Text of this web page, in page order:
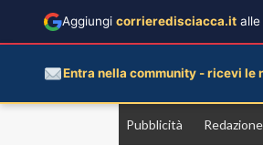
Pubblicità Redazione
Aggiungi corrieredisciacca.it
Entra nella community - ricevi le